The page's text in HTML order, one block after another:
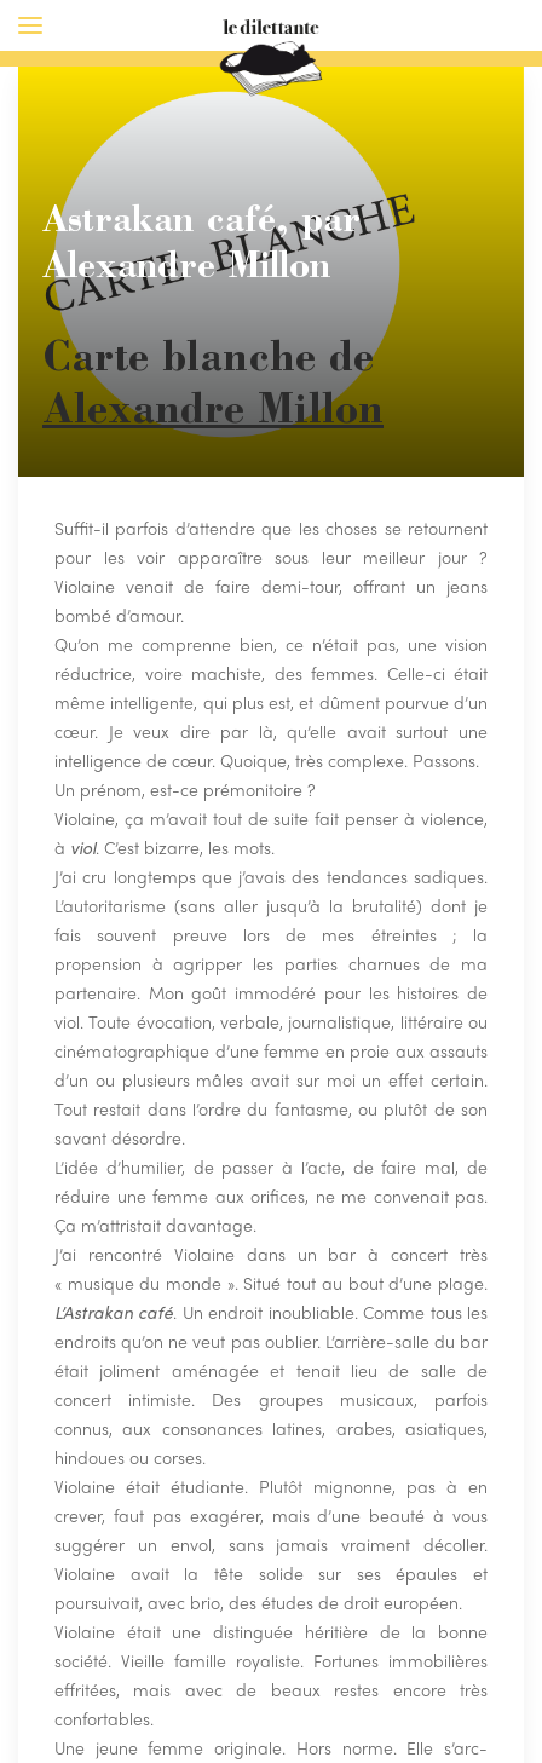
Astrakan café, par
Alexandre Millon
Carte blanche de
Alexandre Millon
Suffit-il parfois d’attendre que les choses se retournent
pour les voir apparaître sous leur meilleur jour ?
Violaine venait de faire demi-tour, offrant un jeans
bombé d’amour.
Qu’on me comprenne bien, ce n’était pas, une vision
réductrice, voire machiste, des femmes. Celle-ci était
même intelligente, qui plus est, et dûment pourvue d’un
cœur. Je veux dire par là, qu’elle avait surtout une
intelligence de cœur. Quoique, très complexe. Passons.
Un prénom, est-ce prémonitoire ?
Violaine, ça m’avait tout de suite fait penser à violence,
à viol. C’est bizarre, les mots.
J’ai cru longtemps que j’avais des tendances sadiques.
L’autoritarisme (sans aller jusqu’à la brutalité) dont je
fais souvent preuve lors de mes étreintes ; la
propension à agripper les parties charnues de ma
partenaire. Mon goût immodéré pour les histoires de
viol. Toute évocation, verbale, journalistique, littéraire ou
cinématographique d’une femme en proie aux assauts
d’un ou plusieurs mâles avait sur moi un effet certain.
Tout restait dans l’ordre du fantasme, ou plutôt de son
savant désordre.
L’idée d’humilier, de passer à l’acte, de faire mal, de
réduire une femme aux orifices, ne me convenait pas.
Ça m’attristait davantage.
J’ai rencontré Violaine dans un bar à concert très
« musique du monde ». Situé tout au bout d’une plage.
L’Astrakan café. Un endroit inoubliable. Comme tous les
endroits qu’on ne veut pas oublier. L’arrière-salle du bar
était joliment aménagée et tenait lieu de salle de
concert intimiste. Des groupes musicaux, parfois
connus, aux consonances latines, arabes, asiatiques,
hindoues ou corses.
Violaine était étudiante. Plutôt mignonne, pas à en
crever, faut pas exagérer, mais d’une beauté à vous
suggérer un envol, sans jamais vraiment décoller.
Violaine avait la tête solide sur ses épaules et
poursuivait, avec brio, des études de droit européen.
Violaine était une distinguée héritière de la bonne
société. Vieille famille royaliste. Fortunes immobilières
effritées, mais avec de beaux restes encore très
confortables.
Une jeune femme originale. Hors norme. Elle s’arc-